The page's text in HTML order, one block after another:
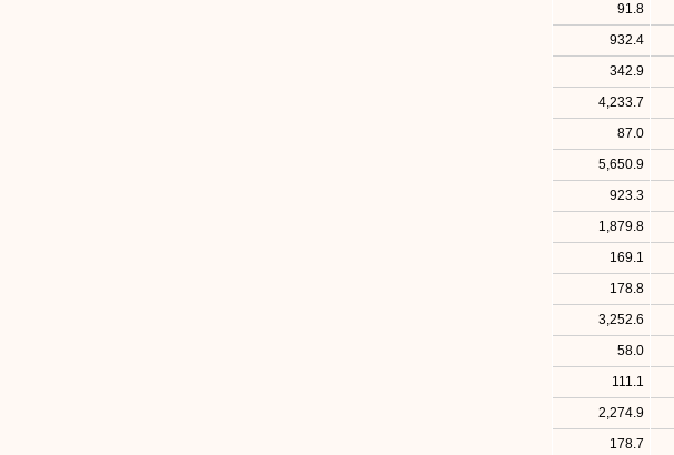
91.8
932.4
342.9
4,233.7
87.0
5,650.9
923.3
1,879.8
169.1
178.8
3,252.6
58.0
111.1
2,274.9
178.7